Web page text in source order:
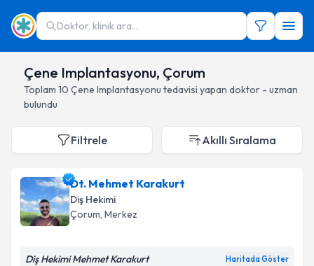
Doktor, klinik ara...
Çene Implantasyonu, Çorum
Toplam 10 Çene Implantasyonu tedavisi yapan doktor - uzman
bulundu
Filtrele Akıllı Sıralama
Dt. Mehmet Karakurt
Diş Hekimi
Çorum, Merkez
Diş Hekimi Mehmet Karakurt Haritada Göster